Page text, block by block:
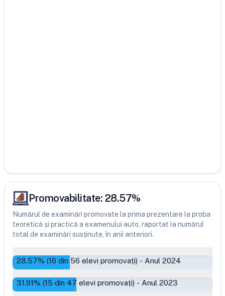
Promovabilitate: 28.57%
Numărul de examinări promovate la prima prezentare la proba
teoretică și practică a examenului auto, raportat la numărul
total de examinări susținute, în anii anteriori.
28.57% (16 din 56 elevi promovați) - Anul 2024
31.91% (15 din 47 elevi promovați) - Anul 2023